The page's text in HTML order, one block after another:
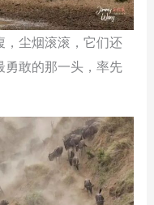
尘烟滚滚，它们还
勇敢的那一头，率先